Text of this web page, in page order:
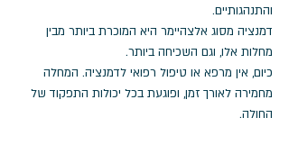
והתנהגותיים.
דמנציה מסוג אלצהיימר היא המוכרת ביותר מבין
מחלות אלו, וגם השכיחה ביותר.
כיום, אין מרפא או טיפול רפואי לדמנציה. המחלה
מחמירה לאורך זמן, ופוגעת בכל יכולות התפקוד של
החולה.